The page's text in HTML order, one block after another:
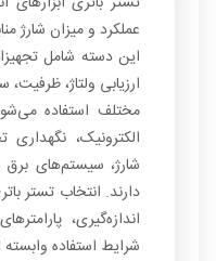
عملکرد و میزان شارژ
این دسته شامل
ارزیابی ولتاژ،
مختلف استفاده
الکترونیک، نگهداری
شارژ، سیستم‌های برق
دارند. انتخاب تستر
اندازه‌گیری،
شرایط استفاده